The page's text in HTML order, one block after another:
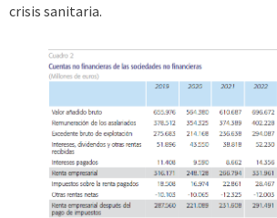
crisis sanitaria.